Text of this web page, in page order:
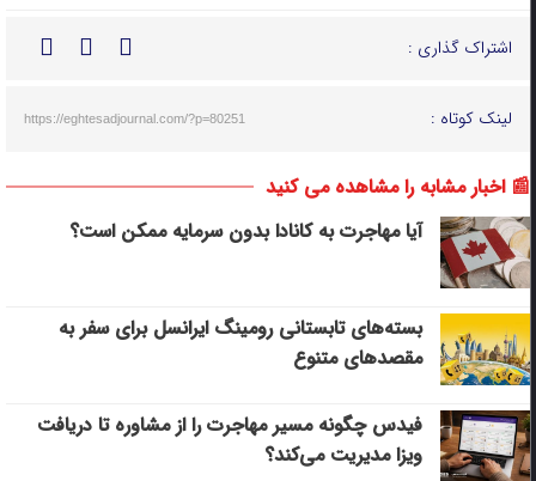
اشتراک گذاری :
لینک کوتاه : https://eghtesadjournal.com/?p=80251
📰 اخبار مشابه را مشاهده می کنید
آیا مهاجرت به کانادا بدون سرمایه ممکن است؟
بسته‌های تابستانی رومینگ ایرانسل برای سفر به
مقصدهای متنوع
فیدس چگونه مسیر مهاجرت را از مشاوره تا دریافت
ویزا مدیریت می‌کند؟